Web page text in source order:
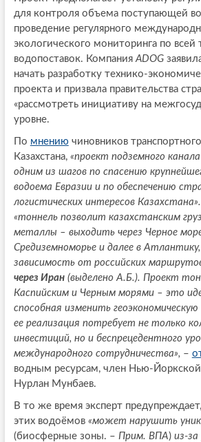
для контроля объема поступающей
проведение регулярного
экологического мониторинга по всей
водопоставок. Компания ADOG
начать разработку технико-
проекта и призвала правительства
«рассмотреть инициативу на
уровне.
По мнению чиновников
Казахстана, «проект подземного
одним из шагов по спасению
водоема Евразии и по обеспечению
логистических интересов Казахстана».
«тоннель позволит казахстанским
металлы – выходить через Черное
Средиземноморье и далее в
зависимость от российских
через Иран(выделено А.Б.). Проект
Каспийским и Черным морями – это
способная изменить
ее реализация потребует не только
инвестиций, но и беспрецедентного
международного сотрудничества», –
водным ресурсам, член Нью-
Нурлан Мунбаев.
В то же время эксперт
этих водоёмов«может нарушить
(биосферные зоны. – Прим. ВПА)из-за